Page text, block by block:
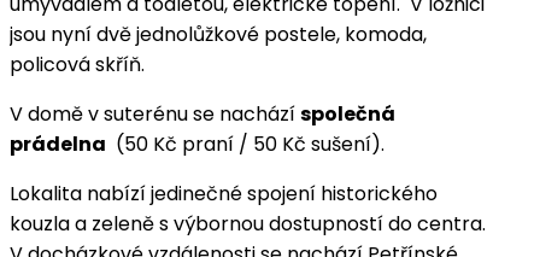
jsou nyní dvě jednolůžkové postele, komoda,
policová skříň.
V domě v suterénu se nacházíspolečná
prádelna (50 Kč praní / 50 Kč sušení).
Lokalita nabízí jedinečné spojení historického
kouzla a zeleně s výbornou dostupností do centra.